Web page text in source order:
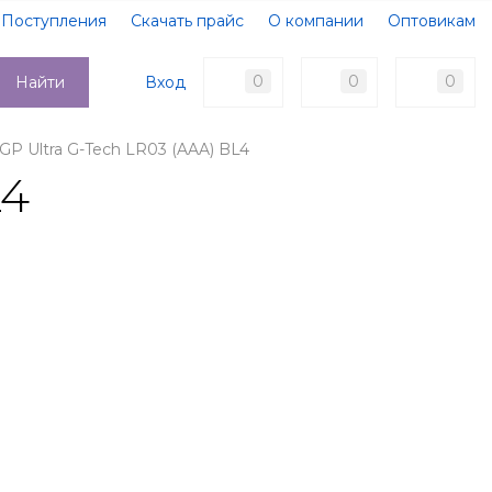
Поступления Скачать прайс О компании
Оптовикам
Доставка
Контакты
Вход 0 0 0
Найти
Ultra G-Tech LR03 (AAA) BL4